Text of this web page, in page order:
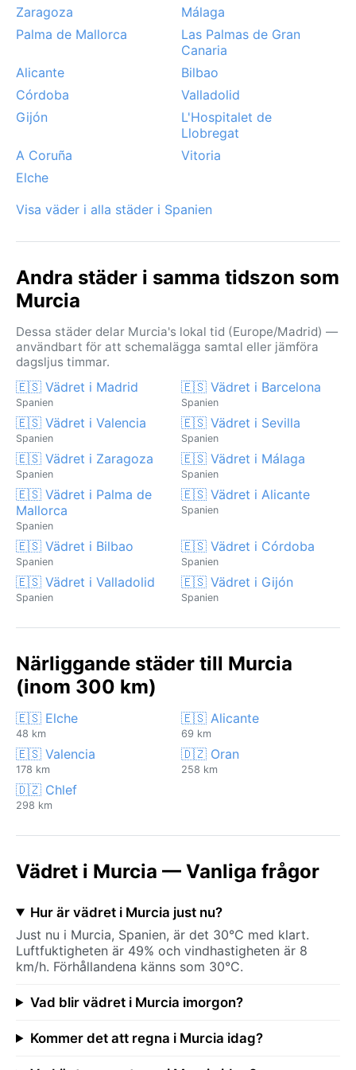
översvämningar, trots den annars torra årstiden.
Sommarvärmen är intensiv, men många uppskattar de
långa ljusa kvällarna. Det förekommer varken monsun,
sirocco eller orkaner – däremot kan en mild dimma
ibland svepa in över staden under vintermorgnarna.
Zaragoza
Málaga
Palma de Mallorca
Las Palmas de Gran
Canaria
Alicante
Bilbao
Córdoba
Valladolid
Gijón
L'Hospitalet de
Llobregat
A Coruña
Vitoria
Elche
Visa väder i alla städer i Spanien
Andra städer i samma tidszon som
Murcia
Dessa städer delar Murcia's lokal tid (Europe/Madrid) —
användbart för att schemalägga samtal eller jämföra
dagsljus timmar.
🇪🇸 Vädret i Madrid
Spanien
🇪🇸 Vädret i Barcelona
Spanien
🇪🇸 Vädret i Valencia
Spanien
🇪🇸 Vädret i Sevilla
Spanien
🇪🇸 Vädret i Zaragoza
Spanien
🇪🇸 Vädret i Málaga
Spanien
🇪🇸 Vädret i Palma de
Mallorca
Spanien
🇪🇸 Vädret i Alicante
Spanien
🇪🇸 Vädret i Bilbao
Spanien
🇪🇸 Vädret i Córdoba
Spanien
🇪🇸 Vädret i Valladolid
Spanien
🇪🇸 Vädret i Gijón
Spanien
Närliggande städer till Murcia
(inom 300 km)
🇪🇸 Elche
48 km
🇪🇸 Alicante
69 km
🇪🇸 Valencia
178 km
🇩🇿 Oran
258 km
🇩🇿 Chlef
298 km
Vädret i Murcia — Vanliga frågor
Hur är vädret i Murcia just nu?
Just nu i Murcia, Spanien, är det 30°C med klart.
Luftfuktigheten är 49% och vindhastigheten är 8
km/h. Förhållandena känns som 30°C.
Vad blir vädret i Murcia imorgon?
Kommer det att regna i Murcia idag?